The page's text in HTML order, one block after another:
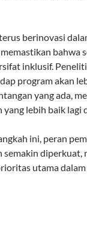
berinovasi
bahwa
inklusif.
program akan
yang ada,
lebih baik lagi
ini, peran
semakin diperkuat,
utama